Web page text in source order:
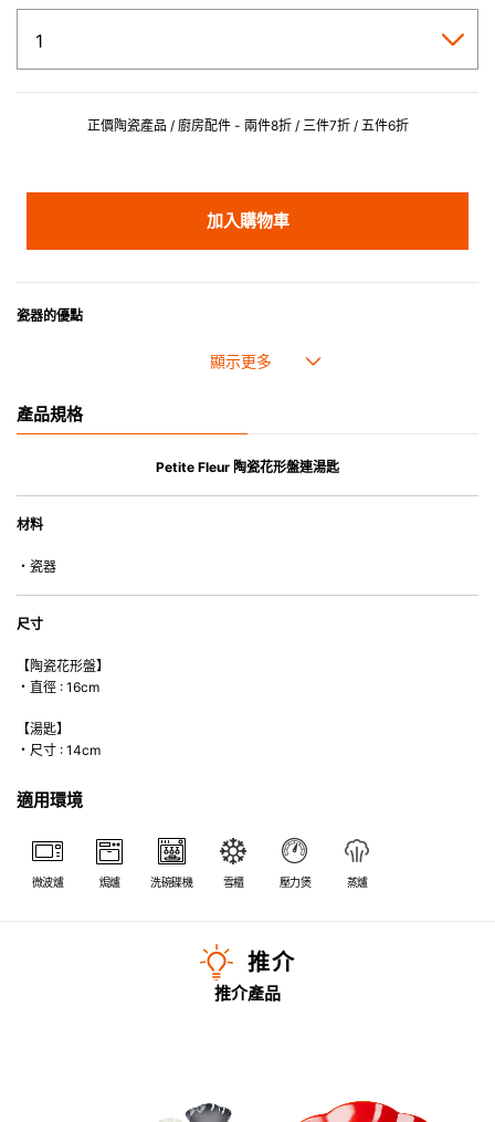
正價陶瓷產品 / 廚房配件 - 兩件8折 / 三件7折 / 五件6折
加入購物車
瓷器的優點
• 耐熱性極佳，適用於微波爐，也可放入焗爐，耐熱程度高達260℃。
• 可用於洗碗機。
• 合乎食用安全的塗層表面，幾乎不黏，食物容易脫落，清洗方便。
*不可直接用於熱源上
產品規格
Petite Fleur 陶瓷花形盤連湯匙
材料
・瓷器
尺寸
【陶瓷花形盤】
・直徑 : 16cm
【湯匙】
・尺寸 : 14cm
適用環境
微波爐 焗爐 洗碗碟機 雪櫃 壓力煲 蒸爐
推介
推介產品